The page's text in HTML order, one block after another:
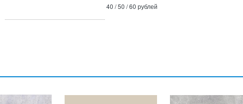
40 / 50 / 60 рублей